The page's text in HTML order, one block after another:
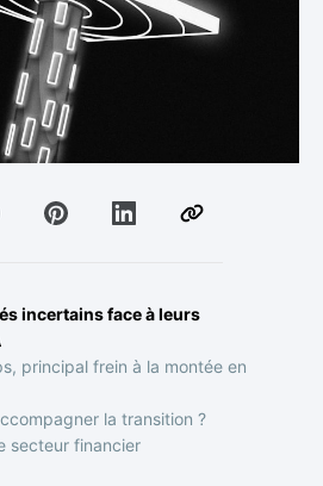
incertains face à leurs
principal frein à la montée en
la transition ?
secteur financier